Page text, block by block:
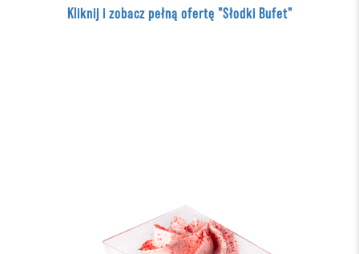
Kliknij i zobacz pełną ofertę "Słodki Bufet"